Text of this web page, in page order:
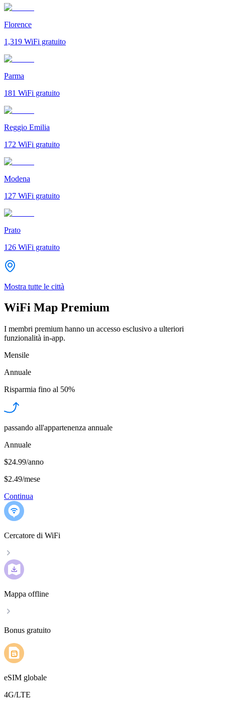
Florence
1,319 WiFi gratuito
Parma
181 WiFi gratuito
Reggio Emilia
172 WiFi gratuito
Modena
127 WiFi gratuito
Prato
126 WiFi gratuito
Mostra tutte le città
WiFi Map Premium
I membri premium hanno un accesso esclusivo a ulteriori
funzionalità in-app.
Mensile
Annuale
Risparmia fino al 50%
passando all'appartenenza annuale
Annuale
$24.99/anno
$2.49/mese
Continua
Cercatore di WiFi
Mappa offline
Bonus gratuito
eSIM globale
4G/LTE